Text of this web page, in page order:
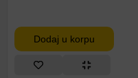
Dodaj u korpu